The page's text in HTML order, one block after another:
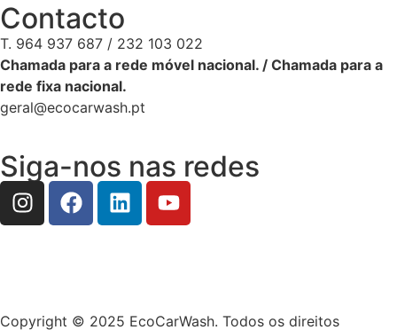
Contacto
T. 964 937 687 / 232 103 022
Chamada para a rede móvel nacional. / Chamada para a
rede fixa nacional.
geral@ecocarwash.pt
Siga-nos nas redes
Copyright © 2025 EcoCarWash. Todos os direitos